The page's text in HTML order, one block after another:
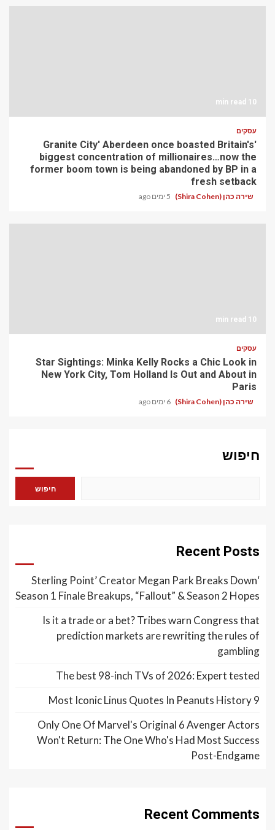
10 min read
עסקים
'Granite City' Aberdeen once boasted Britain's
biggest concentration of millionaires…now the
former boom town is being abandoned by BP in a
fresh setback
שירה כהן (Shira Cohen) 5 ימים ago
10 min read
עסקים
Star Sightings: Minka Kelly Rocks a Chic Look in
New York City, Tom Holland Is Out and About in
Paris
שירה כהן (Shira Cohen) 6 ימים ago
חיפוש
חיפוש
Recent Posts
‘Sterling Point’ Creator Megan Park Breaks Down
Season 1 Finale Breakups, “Fallout” & Season 2 Hopes
Is it a trade or a bet? Tribes warn Congress that
prediction markets are rewriting the rules of
gambling
The best 98-inch TVs of 2026: Expert tested
9 Most Iconic Linus Quotes In Peanuts History
Only One Of Marvel's Original 6 Avenger Actors
Won't Return: The One Who's Had Most Success
Post-Endgame
Recent Comments